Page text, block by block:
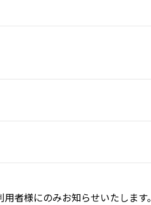
者様にのみお知らせいたします。